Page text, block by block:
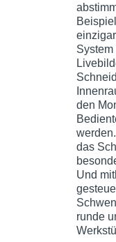
System
den
das
Und
runde